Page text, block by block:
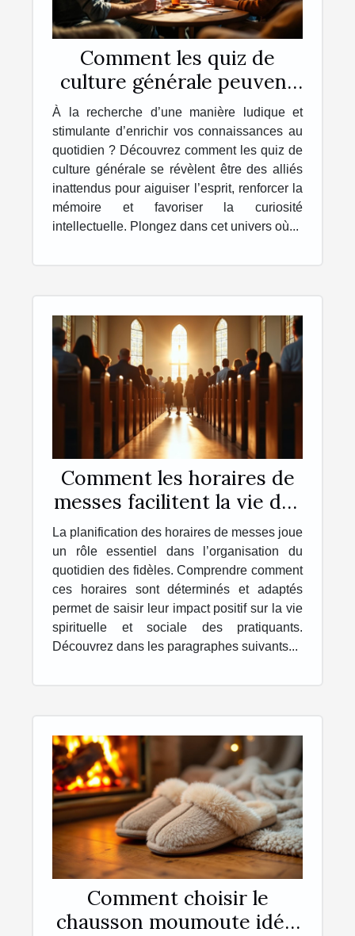
Comment les quiz de
culture générale peuvent
enrichir votre quotidien ?
À la recherche d’une manière ludique et
stimulante d’enrichir vos connaissances au
quotidien ? Découvrez comment les quiz de
culture générale se révèlent être des alliés
inattendus pour aiguiser l’esprit, renforcer la
mémoire et favoriser la curiosité
intellectuelle. Plongez dans cet univers où...
Comment les horaires de
messes facilitent la vie des
pratiquants ?
La planification des horaires de messes joue
un rôle essentiel dans l’organisation du
quotidien des fidèles. Comprendre comment
ces horaires sont déterminés et adaptés
permet de saisir leur impact positif sur la vie
spirituelle et sociale des pratiquants.
Découvrez dans les paragraphes suivants...
Comment choisir le
chausson moumoute idéal